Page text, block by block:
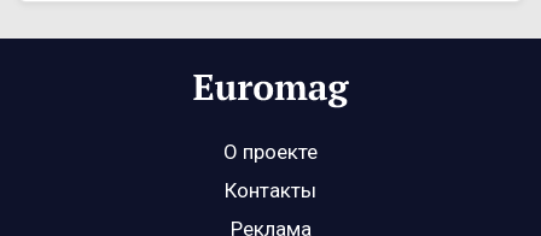
О проекте
Контакты
Реклама